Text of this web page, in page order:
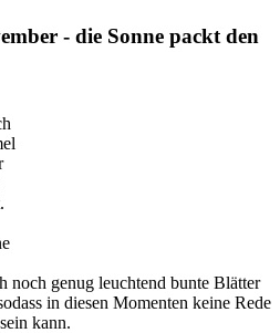
- die Sonne packt den
noch genug leuchtend bunte Blätter
in diesen Momenten keine Rede
kann.